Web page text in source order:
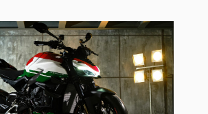
NOWOŚĆ
STREETFIGHTER
V4 PIKES PEAK
NOWOŚĆV4 RS
V4 S
NOWOŚĆ V4 R